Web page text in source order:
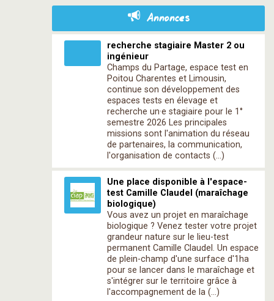
Annonces
recherche stagiaire Master 2 ou
ingénieur
Champs du Partage, espace test en
Poitou Charentes et Limousin,
continue son développement des
espaces tests en élevage et
recherche un·e stagiaire pour le 1°
semestre 2026 Les principales
missions sont l'animation du réseau
de partenaires, la communication,
l'organisation de contacts (…)
Une place disponible à l'espace-
test Camille Claudel (maraîchage
biologique)
Vous avez un projet en maraîchage
biologique ? Venez tester votre projet
grandeur nature sur le lieu-test
permanent Camille Claudel. Un espace
de plein-champ d'une surface d'1ha
pour se lancer dans le maraîchage et
s'intégrer sur le territoire grâce à
l'accompagnement de la (…)